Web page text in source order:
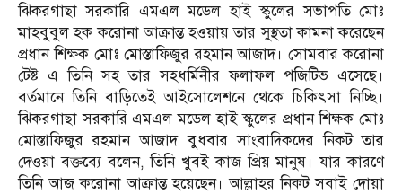
ঝিকরগাছা সরকারি এমএল মডেল হাই স্কুলের সভাপতি মোঃ
মাহবুবুল হক করোনা আক্রান্ত হওয়ায় তার সুস্থতা কামনা করেছেন
প্রধান শিক্ষক মোঃ মোস্তাফিজুর রহমান আজাদ। সোমবার করোনা
টেষ্ট এ তিনি সহ তার সহধর্মিনীর ফলাফল পজিটিভ এসেছে।
বর্তমানে তিনি বাড়িতেই আইসোলেশনে থেকে চিকিৎসা নিচ্ছি।
ঝিকরগাছা সরকারি এমএল মডেল হাই স্কুলের প্রধান শিক্ষক মোঃ
মোস্তাফিজুর রহমান আজাদ বুধবার সাংবাদিকদের নিকট তার
দেওয়া বক্তব্যে বলেন, তিনি খুবই কাজ প্রিয় মানুষ। যার কারণে
তিনি আজ করোনা আক্রান্ত হয়েছেন। আল্লাহর নিকট সবাই দোয়া